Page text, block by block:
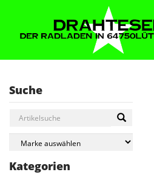
Suche
Kategorien